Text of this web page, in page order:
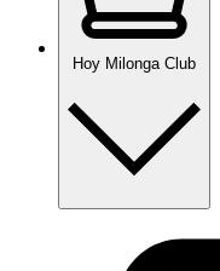
Hoy Milonga Club